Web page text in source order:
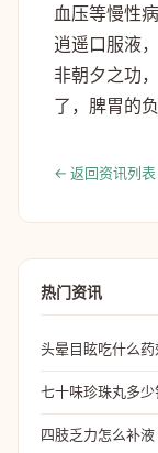
血压等慢性
逍遥口服液
非朝夕之功
了，脾胃的
← 返回资讯列表
热门资讯
头晕目眩吃什么
七十味珍珠丸多
四肢乏力怎么补液